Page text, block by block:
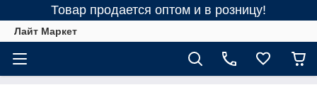
Товар продается оптом и в розницу!
Лайт Маркет